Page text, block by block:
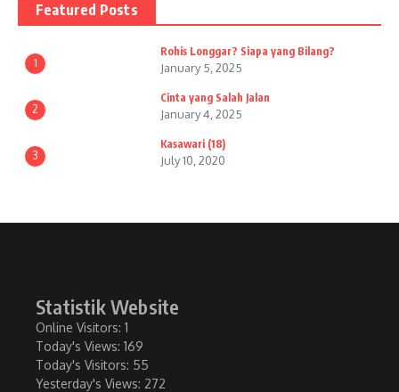
Featured Posts
1
Rohis Longgar? Siapa yang Bilang?
January 5, 2025
2
Cinta yang Salah Jalan
January 4, 2025
3
Kasawari (18)
July 10, 2020
Statistik Website
Online Visitors: 1
Today's Views: 169
Today's Visitors: 55
Yesterday's Views: 272